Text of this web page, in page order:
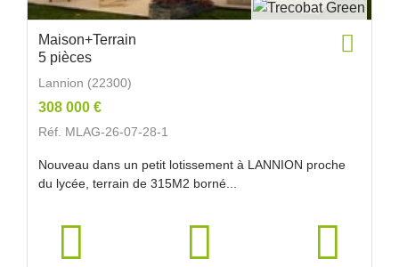
Maison+Terrain
5 pièces
Lannion (22300)
308 000 €
Réf. MLAG-26-07-28-1
Nouveau dans un petit lotissement à LANNION proche
du lycée, terrain de 315M2 borné...